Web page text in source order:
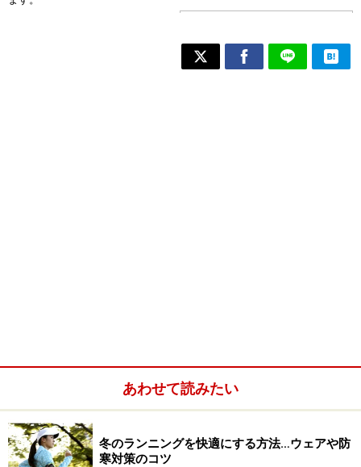
あわせて読みたい
冬のランニングを快適にする方法…ウェアや防
寒対策のコツ